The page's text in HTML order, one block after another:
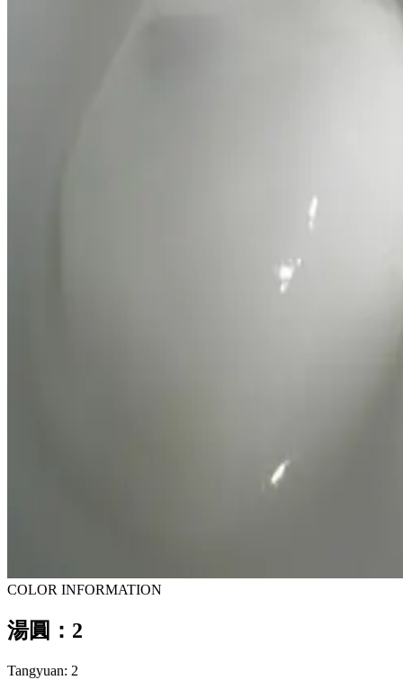
COLOR INFORMATION
湯圓：2
Tangyuan: 2